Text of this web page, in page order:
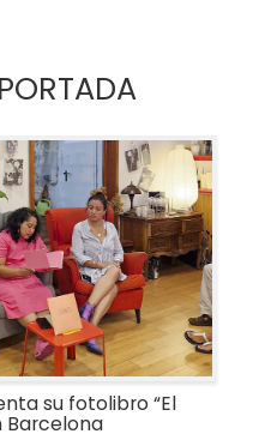
su fotolibro “El
Barcelona